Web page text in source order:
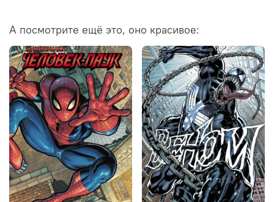
А посмотрите ещё это, оно красивое: